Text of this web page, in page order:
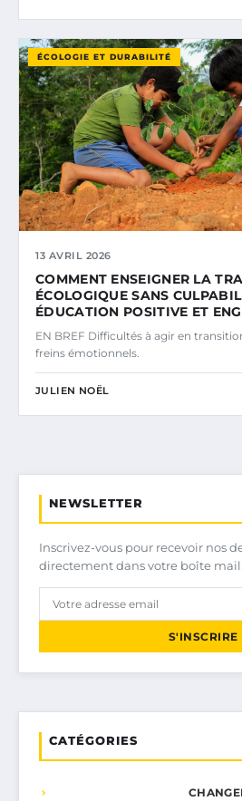
ÉCOLOGIE ET DURABILITÉ
13 AVRIL 2026
COMMENT ENSEIGNER LA
ÉCOLOGIQUE SANS
ÉDUCATION POSITIVE ET
EN BREF Difficultés à agir en
freins émotionnels.
JULIEN NOËL
NEWSLETTER
Inscrivez-vous pour recevoir nos
directement dans votre boîte mail.
S'INSCRIRE
CATÉGORIES